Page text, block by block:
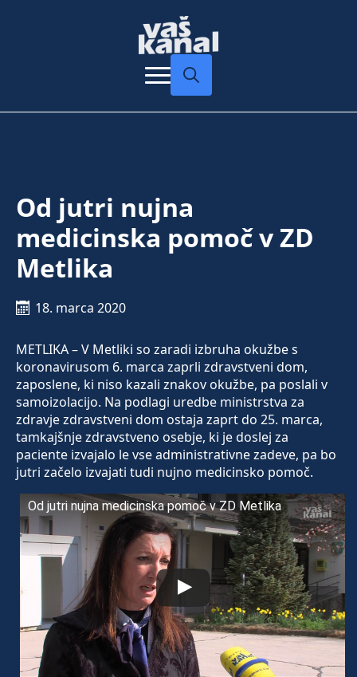
Od jutri nujna
medicinska pomoč v ZD
Metlika
18. marca 2020
METLIKA – V Metliki so zaradi izbruha okužbe s
koronavirusom 6. marca zaprli zdravstveni dom,
zaposlene, ki niso kazali znakov okužbe, pa poslali v
samoizolacijo. Na podlagi uredbe ministrstva za
zdravje zdravstveni dom ostaja zaprt do 25. marca,
tamkajšnje zdravstveno osebje, ki je doslej za
paciente izvajalo le vse administrativne zadeve, pa bo
jutri začelo izvajati tudi nujno medicinsko pomoč.
Od jutri nujna medicinska pomoč v ZD Metlika